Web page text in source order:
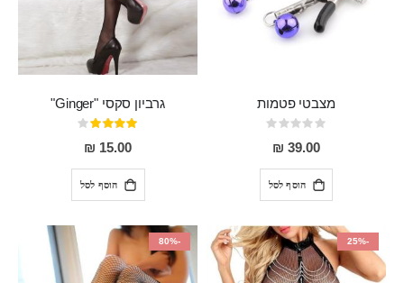
מצבטי פטמות
Rating:
0%
39.00 ₪
הוסף לסל
גרביון סקסי "Ginger"
דירוג:
80%
15.00 ₪
הוסף לסל
-25%
-80%